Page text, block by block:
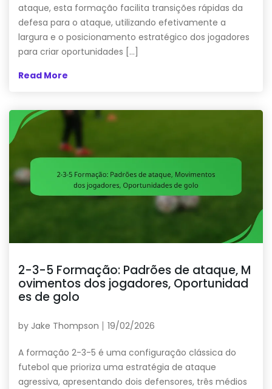
ataque, esta formação facilita transições rápidas da
defesa para o ataque, utilizando efetivamente a
largura e o posicionamento estratégico dos jogadores
para criar oportunidades […]
Read More
2-3-5 Formação: Padrões de ataque, M
ovimentos dos jogadores, Oportunidad
es de golo
by Jake Thompson 19/02/2026
A formação 2-3-5 é uma configuração clássica do
futebol que prioriza uma estratégia de ataque
agressiva, apresentando dois defensores, três médios